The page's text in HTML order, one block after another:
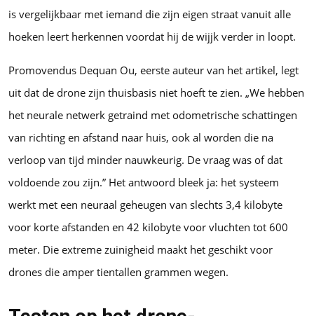
is vergelijkbaar met iemand die zijn eigen straat vanuit alle
hoeken leert herkennen voordat hij de wijjk verder in loopt.
Promovendus Dequan Ou, eerste auteur van het artikel, legt
uit dat de drone zijn thuisbasis niet hoeft te zien. „We hebben
het neurale netwerk getraind met odometrische schattingen
van richting en afstand naar huis, ook al worden die na
verloop van tijd minder nauwkeurig. De vraag was of dat
voldoende zou zijn.” Het antwoord bleek ja: het systeem
werkt met een neuraal geheugen van slechts 3,4 kilobyte
voor korte afstanden en 42 kilobyte voor vluchten tot 600
meter. Die extreme zuinigheid maakt het geschikt voor
drones die amper tientallen grammen wegen.